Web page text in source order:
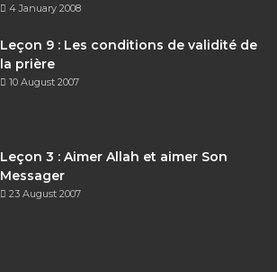
4 January 2008
Leçon 9 : Les conditions de validité de
la prière
10 August 2007
Leçon 3 : Aimer Allah et aimer Son
Messager
23 August 2007